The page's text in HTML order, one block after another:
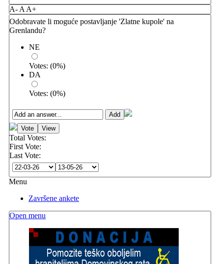
A- A A+
Odobravate li moguće postavljanje 'Zlatne kupole' na
Grenlandu?
NE
Votes: (0%)
DA
Votes: (0%)
Total Votes:
First Vote:
Last Vote:
Menu
Završene ankete
Open menu